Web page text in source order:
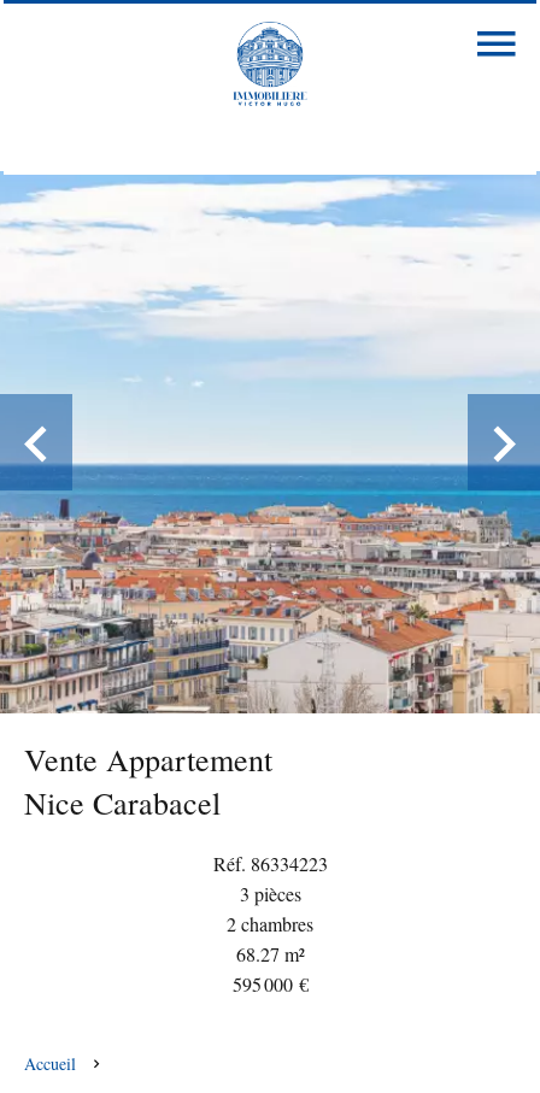
Vente Appartement
Nice Carabacel
Réf. 86334223
3 pièces
2 chambres
68.27 m²
595 000 €
Accueil